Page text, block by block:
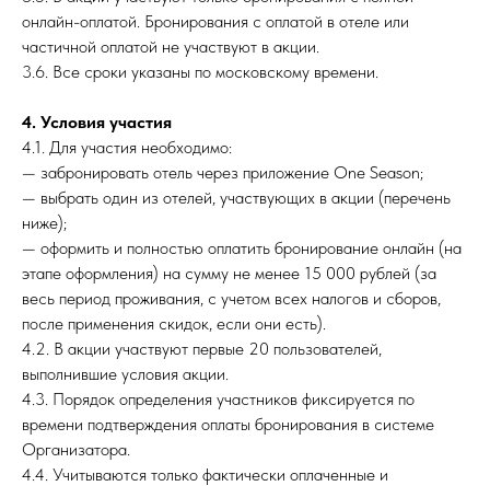
онлайн-оплатой. Бронирования с оплатой в отеле или
частичной оплатой не участвуют в акции.
3.6. Все сроки указаны по московскому времени.
4. Условия участия
4.1. Для участия необходимо:
— забронировать отель через приложение One Season;
— выбрать один из отелей, участвующих в акции (перечень
ниже);
— оформить и полностью оплатить бронирование онлайн (на
этапе оформления) на сумму не менее 15 000 рублей (за
весь период проживания, с учетом всех налогов и сборов,
после применения скидок, если они есть).
4.2. В акции участвуют первые 20 пользователей,
выполнившие условия акции.
4.3. Порядок определения участников фиксируется по
времени подтверждения оплаты бронирования в системе
Организатора.
4.4. Учитываются только фактически оплаченные и